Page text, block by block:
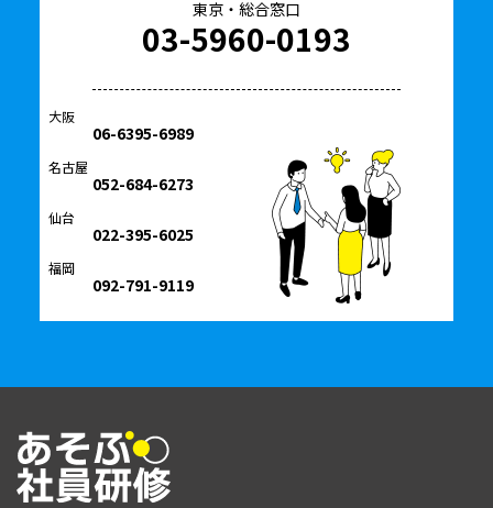
東京・総合窓口
03-5960-0193
大阪
06-6395-6989
名古屋
052-684-6273
仙台
022-395-6025
福岡
092-791-9119